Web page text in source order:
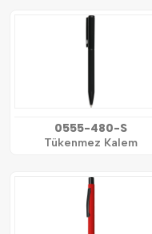
0555-480-S
Tükenmez Kalem